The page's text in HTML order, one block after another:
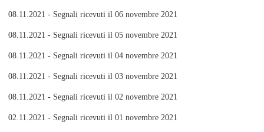
08.11.2021 - Segnali ricevuti il 06 novembre 2021
08.11.2021 - Segnali ricevuti il 05 novembre 2021
08.11.2021 - Segnali ricevuti il 04 novembre 2021
08.11.2021 - Segnali ricevuti il 03 novembre 2021
08.11.2021 - Segnali ricevuti il 02 novembre 2021
02.11.2021 - Segnali ricevuti il 01 novembre 2021